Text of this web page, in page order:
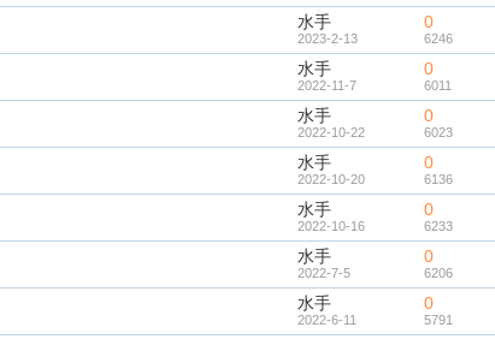
水手
2023-2-13
0
6246
水手
2022-11-7
0
6011
水手
2022-10-22
0
6023
水手
2022-10-20
0
6136
水手
2022-10-16
0
6233
水手
2022-7-5
0
6206
水手
2022-6-11
0
5791